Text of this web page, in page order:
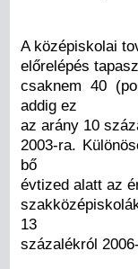
A középiskolai
előrelépés
csaknem 40
addig ez
az arány 10
2003-ra.
bő
évtized alatt az
13
százalékról